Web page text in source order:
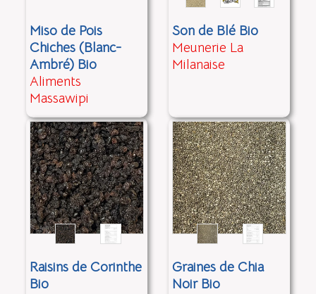
Miso de Pois
Chiches (Blanc-
Ambré) Bio
Aliments
Massawipi
Son de Blé Bio
Meunerie La
Milanaise
Raisins de Corinthe
Bio
Graines de Chia
Noir Bio